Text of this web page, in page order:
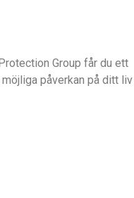
Group får du ett
påverkan på ditt liv